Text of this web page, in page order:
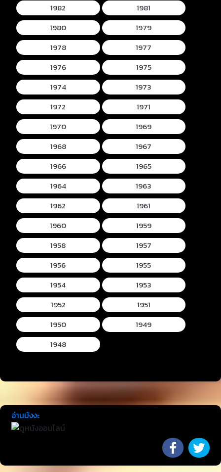
1982
1981
1980
1979
1978
1977
1976
1975
1974
1973
1972
1971
1970
1969
1968
1967
1966
1965
1964
1963
1962
1961
1960
1959
1958
1957
1956
1955
1954
1953
1952
1951
1950
1949
1948
อ่านมังงะ